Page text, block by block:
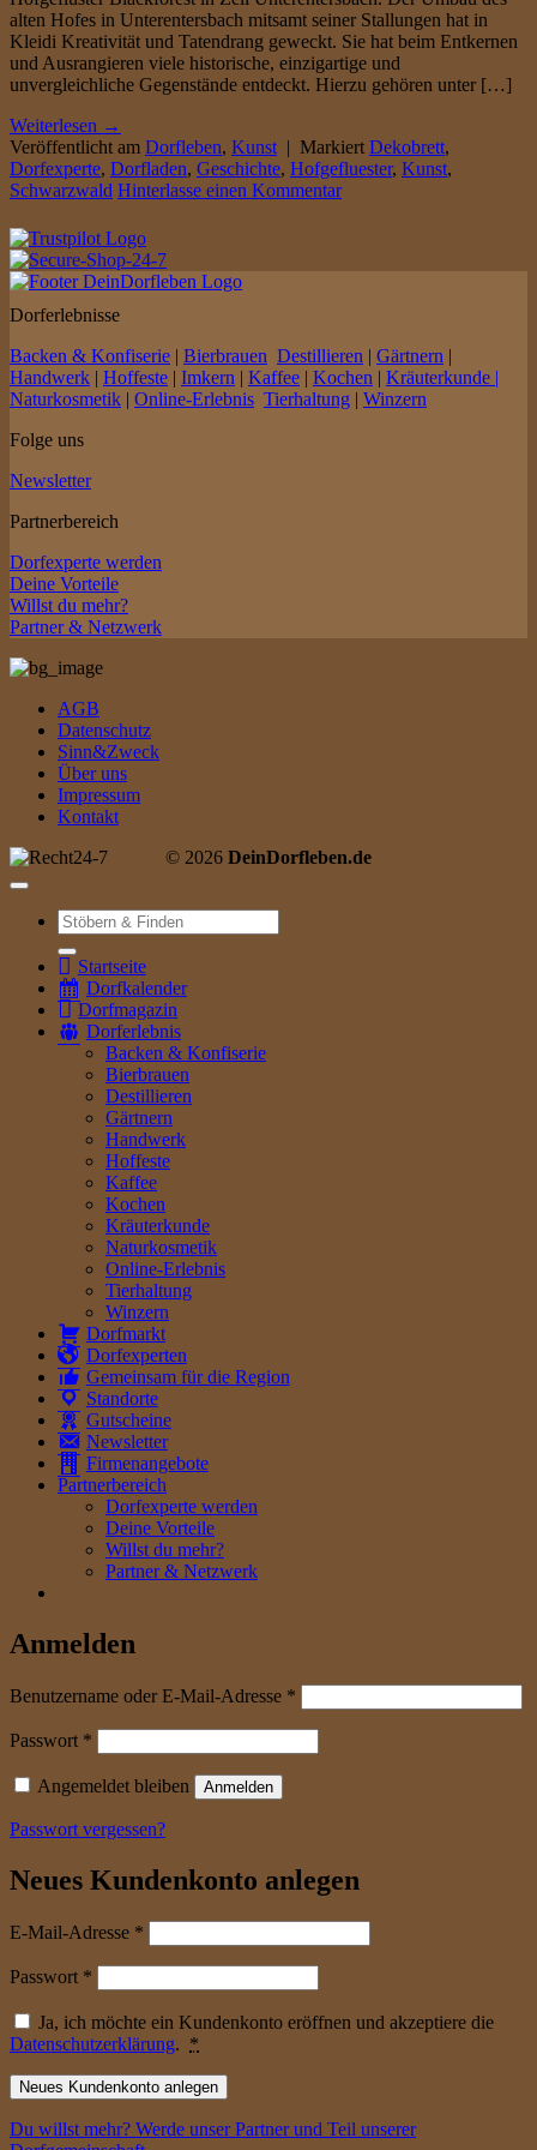
alten Hofes in Unterentersbach mitsamt seiner Stallungen hat in
Kleidi Kreativität und Tatendrang geweckt. Sie hat beim Entkernen
und Ausrangieren viele historische, einzigartige und
unvergleichliche Gegenstände entdeckt. Hierzu gehören unter […]
Weiterlesen →
Veröffentlicht am Dorfleben, Kunst | Markiert Dekobrett,
Dorfexperte, Dorfladen, Geschichte, Hofgefluester, Kunst,
Schwarzwald Hinterlasse einen Kommentar
Dorferlebnisse
Backen & Konfiserie | Bierbrauen Destillieren | Gärtnern |
Handwerk | Hoffeste | Imkern | Kaffee | Kochen | Kräuterkunde |
Naturkosmetik | Online-Erlebnis Tierhaltung | Winzern
Folge uns
Newsletter
Partnerbereich
Dorfexperte werden
Deine Vorteile
Willst du mehr?
Partner & Netzwerk
AGB
Datenschutz
Sinn&Zweck
Über uns
Impressum
Kontakt
© 2026 DeinDorfleben.de
Suche
nach:
Startseite
Dorfkalender
Dorfmagazin
Dorferlebnis
Backen & Konfiserie
Bierbrauen
Destillieren
Gärtnern
Handwerk
Hoffeste
Kaffee
Kochen
Kräuterkunde
Naturkosmetik
Online-Erlebnis
Tierhaltung
Winzern
Dorfmarkt
Dorfexperten
Gemeinsam für die Region
Standorte
Gutscheine
Newsletter
Firmenangebote
Partnerbereich
Dorfexperte werden
Deine Vorteile
Willst du mehr?
Partner & Netzwerk
Anmelden
Benutzername oder E-Mail-Adresse *
Passwort *
Angemeldet bleiben Anmelden
Passwort vergessen?
Neues Kundenkonto anlegen
E-Mail-Adresse *
Passwort *
Ja, ich möchte ein Kundenkonto eröffnen und akzeptiere die
Datenschutzerklärung. *
Neues Kundenkonto anlegen
Du willst mehr? Werde unser Partner und Teil unserer